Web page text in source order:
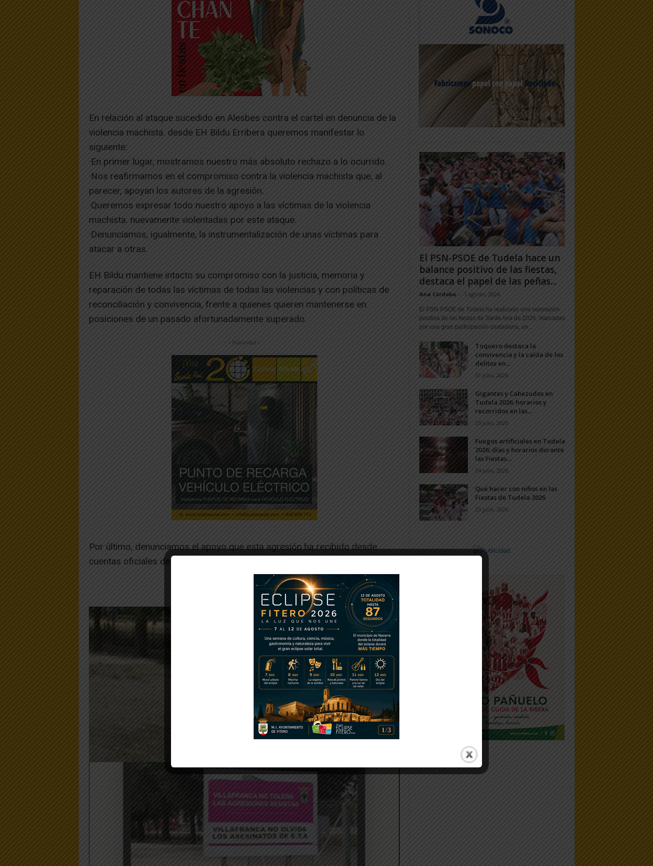
En relación al ataque sucedido en Alesbes contra el cartel en denuncia de la
violencia machista. desde EH Bildu Erribera queremos manifestar lo
siguiente:
·En primer lugar, mostramos nuestro más absoluto rechazo a lo ocurrido.
·Nos reafirmamos en el compromiso contra la violencia machista que, al
parecer, apoyan los autores de la agresión.
·Queremos expresar todo nuestro apoyo a las víctimas de la violencia
machista. nuevamente violentadas por este ataque.
·Denunciamos, igualmente, la instrumentalización de unas víctimas para
atacar a otras.
EH Bildu mantiene intacto su compromiso con la justicia, memoria y
reparación de todas las víctimas de todas las violencias y con políticas de
reconciliación y convivencia, frente a quienes quieren mantenerse en
posiciones de un pasado afortunadamente superado.
-- Publicidad --
Por último, denunciamos el apoyo que esta agresión ha recibido desde
cuentas oficiales de Navarra Suma.
EH Bildu Ribera
El PSN-PSOE de Tudela hace un
balance positivo de las fiestas,
destaca el papel de las peñas...
Ana Córdoba - 1 agosto, 2026
El PSN-PSOE de Tudela ha realizado una valoración
positiva de las fiestas de Santa Ana de 2026, marcadas
por una gran participación ciudadana, un...
Toquero destaca la
convivencia y la caída de los
delitos en...
31 julio, 2026
Gigantes y Cabezudos en
Tudela 2026: horarios y
recorridos en las...
25 julio, 2026
Fuegos artificiales en Tudela
2026: días y horarios durante
las Fiestas...
24 julio, 2026
Qué hacer con niños en las
Fiestas de Tudela 2026
23 julio, 2026